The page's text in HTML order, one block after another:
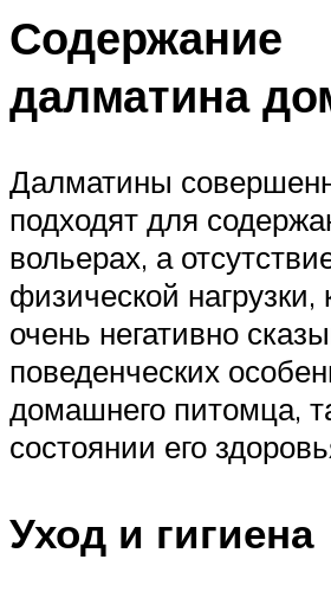
Содержание
далматина
Далматины
подходят для
вольерах, а
физической нагрузки,
очень негативно
поведенческих
домашнего питомца,
состоянии его
Уход и гигиена